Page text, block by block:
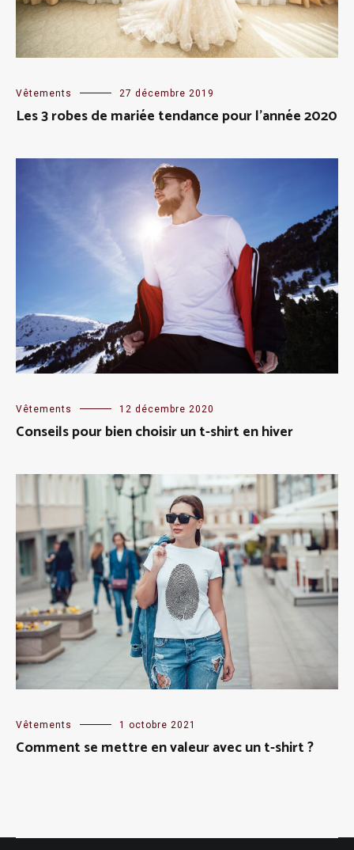
Vêtements 27 décembre 2019
Les 3 robes de mariée tendance pour l’année 2020
Vêtements 12 décembre 2020
Conseils pour bien choisir un t-shirt en hiver
Vêtements 1 octobre 2021
Comment se mettre en valeur avec un t-shirt ?